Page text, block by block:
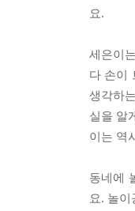
요.
세은이
다 손이
생각하
실을 알
이는 역
동네에
요. 놀